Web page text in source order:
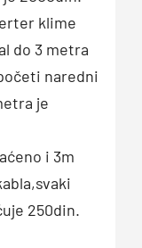
klime
do 3 metra
naredni
je
i 3m
250din.